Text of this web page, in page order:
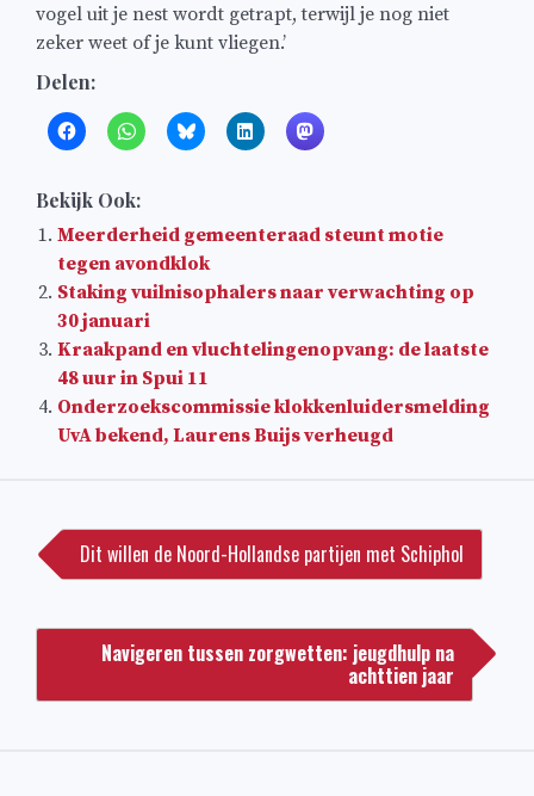
vogel uit je nest wordt getrapt, terwijl je nog niet
zeker weet of je kunt vliegen.’
Delen:
Bekijk Ook:
Meerderheid gemeenteraad steunt motie
tegen avondklok
Staking vuilnisophalers naar verwachting op
30 januari
Kraakpand en vluchtelingenopvang: de laatste
48 uur in Spui 11
Onderzoekscommissie klokkenluidersmelding
UvA bekend, Laurens Buijs verheugd
navigatie
Dit willen de Noord-Hollandse partijen met Schiphol
Navigeren tussen zorgwetten: jeugdhulp na
achttien jaar